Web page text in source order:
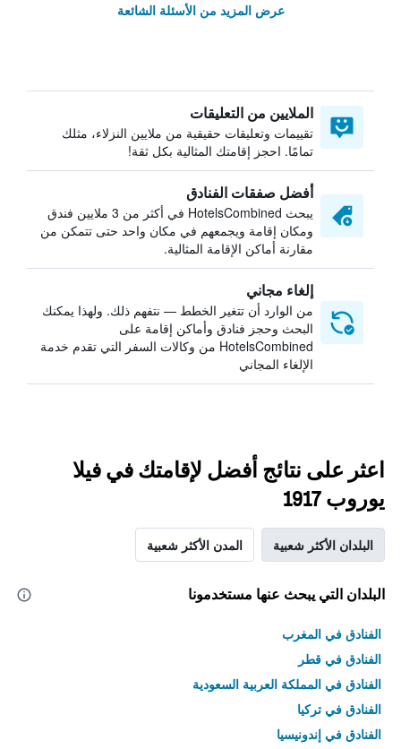
عرض المزيد من الأسئلة الشائعة
الملايين من التعليقات
تقييمات وتعليقات حقيقية من ملايين النزلاء، مثلك
تمامًا. احجز إقامتك المثالية بكل ثقة!
أفضل صفقات الفنادق
يبحث HotelsCombined في أكثر من 3 ملايين فندق
ومكان إقامة ويجمعهم في مكان واحد حتى تتمكن من
مقارنة أماكن الإقامة المثالية.
إلغاء مجاني
من الوارد أن تتغير الخطط — نتفهم ذلك. ولهذا يمكنك
البحث وحجز فنادق وأماكن إقامة على
HotelsCombined من وكالات السفر التي تقدم خدمة
الإلغاء المجاني
اعثر على نتائج أفضل لإقامتك في فيلا
يوروب 1917
البلدان الأكثر شعبية المدن الأكثر شعبية
البلدان التي يبحث عنها مستخدمونا
الفنادق في المغرب
الفنادق في قطر
الفنادق في المملكة العربية السعودية
الفنادق في تركيا
الفنادق في إندونيسيا